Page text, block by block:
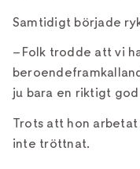
Samtidigt började
– Folk trodde att vi
ju bara en riktigt god
Trots att hon
inte tröttnat.